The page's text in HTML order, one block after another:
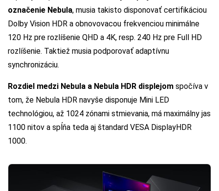
označenie Nebula, musia takisto disponovať certifikáciou
Dolby Vision HDR a obnovovacou frekvenciou minimálne
120 Hz pre rozlíšenie QHD a 4K, resp. 240 Hz pre Full HD
rozlíšenie. Taktiež musia podporovať adaptívnu
synchronizáciu.
Rozdiel medzi Nebula a Nebula HDR displejom spočíva v
tom, že Nebula HDR navyše disponuje Mini LED
technológiou, až 1024 zónami stmievania, má maximálny jas
1100 nitov a spĺňa teda aj štandard VESA DisplayHDR
1000.